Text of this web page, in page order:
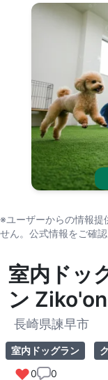
※ユーザーからの情報提
せん。公式情報をご確認
室内ドッ
ン
長崎県諫早市
室内ドッグラン
0
0